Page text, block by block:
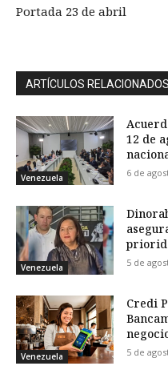
Portada 23 de abril
ARTÍCULOS RELACIONADOS
Venezuela
12 de
6 de
Venezuela 5 de
Venezuela
Credi
5 de